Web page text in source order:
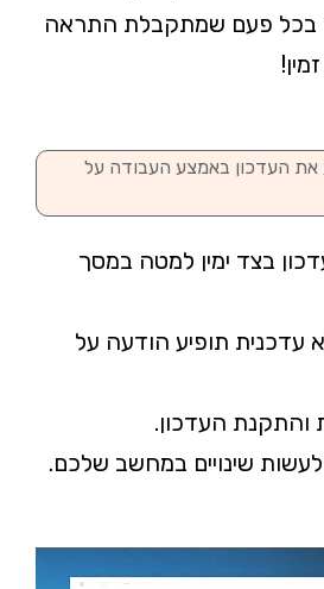
בכל פעם שמתקבלת התראה
העדכון באמצע העבודה על
בצד ימין למטה במסך
עדכנית תופיע הודעה על